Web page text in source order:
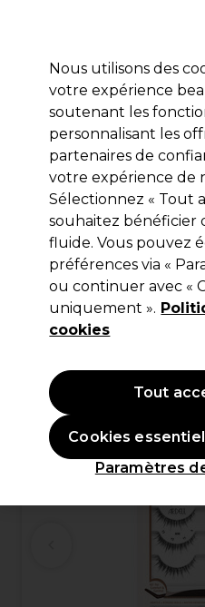
Marques Bons plans Coiffure
Livraison
lire
Ardell
Ardell Extensions
plan de pose
(0)
14,99 €Hors TVA
Nous utilisons des
votre expérience
soutenant les
personnalisant les
partenaires de
votre expérience de
Sélectionnez « Tout
souhaitez bénéficier
fluide. Vous pouvez
préférences via «
ou continuer avec «
uniquement ».
cookies
Paramètres
Cookies
Tout